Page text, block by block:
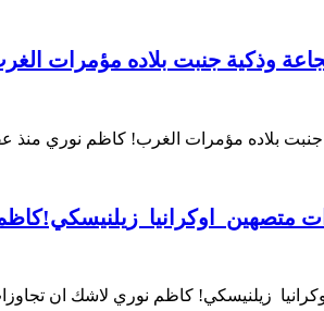
وذكية جنبت بلاده مؤمرات
بلاده مؤمرات الغرب! كاظم نوري منذ
متصهين اوكرانيا
زيلنيسكي! كاظم نوري لاشك ان